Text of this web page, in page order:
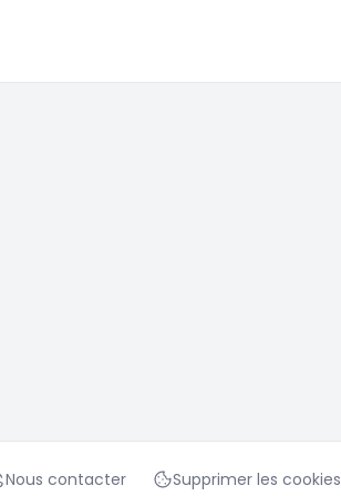
Nous contacter Supprimer les cookies